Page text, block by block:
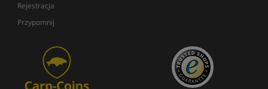
Rejestracja
Przypomnij